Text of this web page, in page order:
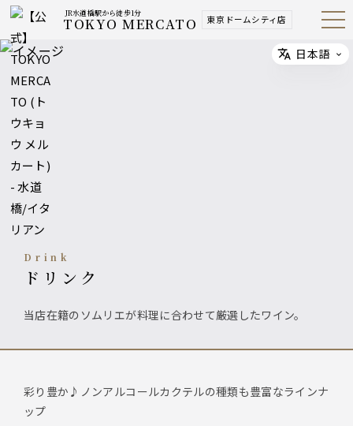
JR水道橋駅から徒歩1分
TOKYO MERCATO 東京ドームシティ店 Open
Navig
drink
ドリンク
当店在籍のソムリエが料理に合わせて厳選したワイン。
彩り豊か♪ノンアルコールカクテルの種類も豊富なラインナ
ップ
Select
日本語